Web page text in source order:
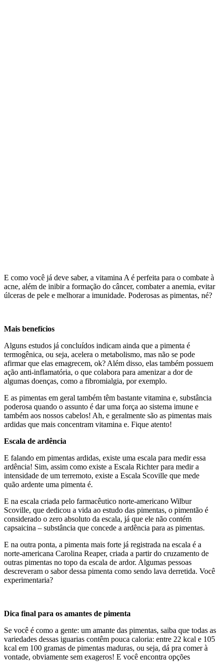
E como você já deve saber, a vitamina A é perfeita para o combate à
acne, além de inibir a formação do câncer, combater a anemia, evitar
úlceras de pele e melhorar a imunidade. Poderosas as pimentas, né?
Mais benefícios
Alguns estudos já concluídos indicam ainda que a pimenta é
termogênica, ou seja, acelera o metabolismo, mas não se pode
afirmar que elas emagrecem, ok? Além disso, elas também possuem
ação anti-inflamatória, o que colabora para amenizar a dor de
algumas doenças, como a fibromialgia, por exemplo.
E as pimentas em geral também têm bastante vitamina e, substância
poderosa quando o assunto é dar uma força ao sistema imune e
também aos nossos cabelos! Ah, e geralmente são as pimentas mais
ardidas que mais concentram vitamina e. Fique atento!
Escala de ardência
E falando em pimentas ardidas, existe uma escala para medir essa
ardência! Sim, assim como existe a Escala Richter para medir a
intensidade de um terremoto, existe a Escala Scoville que mede
quão ardente uma pimenta é.
E na escala criada pelo farmacêutico norte-americano Wilbur
Scoville, que dedicou a vida ao estudo das pimentas, o pimentão é
considerado o zero absoluto da escala, já que ele não contém
capsaicina – substância que concede a ardência para as pimentas.
E na outra ponta, a pimenta mais forte já registrada na escala é a
norte-americana Carolina Reaper, criada a partir do cruzamento de
outras pimentas no topo da escala de ardor. Algumas pessoas
descreveram o sabor dessa pimenta como sendo lava derretida. Você
experimentaria?
Dica final para os amantes de pimenta
Se você é como a gente: um amante das pimentas, saiba que todas as
variedades dessas iguarias contêm pouca caloria: entre 22 kcal e 105
kcal em 100 gramas de pimentas maduras, ou seja, dá pra comer à
vontade, obviamente sem exageros! E você encontra opções